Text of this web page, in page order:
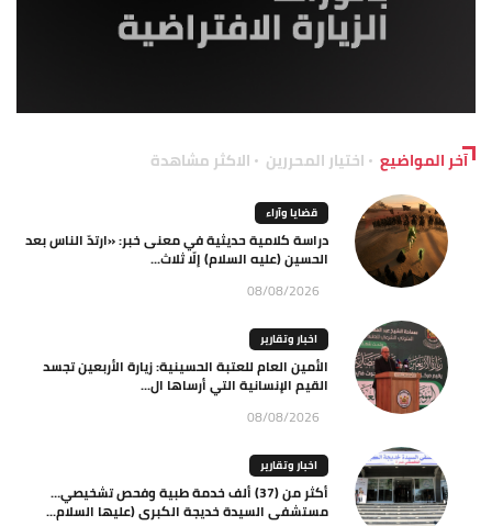
آخر المواضيع اختيار المحررين الاكثر مشاهدة
قضايا وآراء
دراسة كلامية حديثية في معنى خبر: «ارتدّ الناس بعد
الحسين (عليه السلام) إلّا ثلاث...
08/08/2026
اخبار وتقارير
الأمين العام للعتبة الحسينية: زيارة الأربعين تجسد
القيم الإنسانية التي أرساها ال...
08/08/2026
اخبار وتقارير
أكثر من (37) ألف خدمة طبية وفحص تشخيصي…
مستشفى السيدة خديجة الكبرى (عليها السلام...